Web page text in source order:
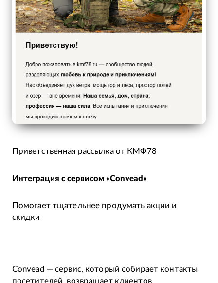
Приветственная рассылка от КМФ78
Интеграция с сервисом «Convead»
Помогает тщательнее продумать акции и
скидки
Convead — сервис, который собирает контакты
посетителей, возвращает клиентов